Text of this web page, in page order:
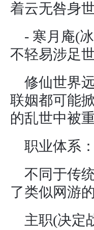
着云无咎身
- 寒月庵(
不轻易涉足
修仙世界
联姻都可能
的乱世中被
职业体系
不同于传
了类似网游
主职(决定